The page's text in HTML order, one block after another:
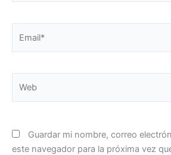
Guardar mi nombre, correo
este navegador para la próxima vez